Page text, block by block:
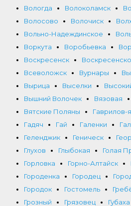
Вологда
Волоколамск
Волосово
Волочиск
Вольно-Надеждинское
Воркута
Воробьевка
Воскресенск
Всеволожск
Вурнары
Вырица
Выселки
Вышний Волочек
Вязовая
Вятские Поляны
Гаврилов-
Гадяч
Гай Галенки
Геленджик
Геническ
Глухов
Глыбокая Голая
Горловка
Горно-Алтайск
Городенка
Городец
Городок
Гостомель
Грозный
Грязовец Губаха